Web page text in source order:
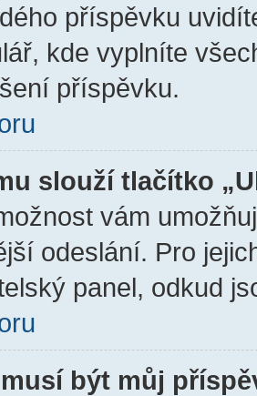
příspěvku
kde vyplníte
příspěvku.
slouží tlačítko
vám
odeslání. Pro
panel, odkud
být můj